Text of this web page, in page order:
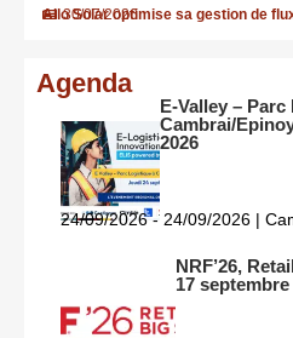
30/07/2026
Allo Solar optimise sa gestion de
Agenda
E-Valley –
Cambrai/
2026
24/09/2026 - 24/09/2026 |
NRF’26,
17